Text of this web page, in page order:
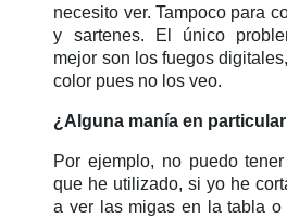
necesito ver. Tampoco para
y sartenes. El único
mejor son los fuegos
color pues no los veo.
¿Alguna manía en
Por ejemplo, no puedo
que he utilizado, si yo he
a ver las migas en la tabla